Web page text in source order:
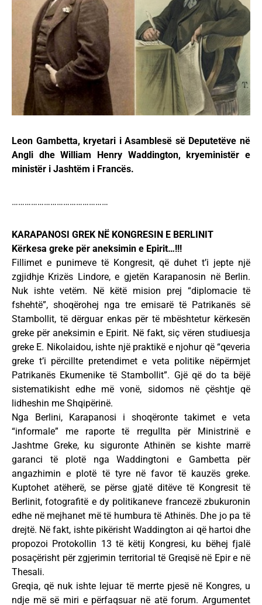
Leon Gambetta, kryetari i Asamblesë së Deputetëve në
Angli dhe William Henry Waddington, kryeministër e
ministër i Jashtëm i Francës.
………………………………………
KARAPANOSI GREK NË KONGRESIN E BERLINIT
Kërkesa greke për aneksimin e Epirit…!!!
Fillimet e punimeve të Kongresit, që duhet t’i jepte një
zgjidhje Krizës Lindore, e gjetën Karapanosin në Berlin.
Nuk ishte vetëm. Në këtë mision prej “diplomacie të
fshehtë”, shoqërohej nga tre emisarë të Patrikanës së
Stambollit, të dërguar enkas për të mbështetur kërkesën
greke për aneksimin e Epirit. Në fakt, siç vëren studiuesja
greke E. Nikolaidou, ishte një praktikë e njohur që “qeveria
greke t’i përcillte pretendimet e veta politike nëpërmjet
Patrikanës Ekumenike të Stambollit”. Gjë që do ta bëjë
sistematikisht edhe më vonë, sidomos në çështje që
lidheshin me Shqipërinë.
Nga Berlini, Karapanosi i shoqëronte takimet e veta
“informale” me raporte të rregullta për Ministrinë e
Jashtme Greke, ku siguronte Athinën se kishte marrë
garanci të plotë nga Waddingtoni e Gambetta për
angazhimin e plotë të tyre në favor të kauzës greke.
Kuptohet atëherë, se përse gjatë ditëve të Kongresit të
Berlinit, fotografitë e dy politikaneve francezë zbukuronin
edhe në mejhanet më të humbura të Athinës. Dhe jo pa të
drejtë. Në fakt, ishte pikërisht Waddington ai që hartoi dhe
propozoi Protokollin 13 të këtij Kongresi, ku bëhej fjalë
posaçërisht për zgjerimin territorial të Greqisë në Epir e në
Thesali.
Greqia, që nuk ishte lejuar të merrte pjesë në Kongres, u
ndje më së miri e përfaqsuar në atë forum. Argumentet